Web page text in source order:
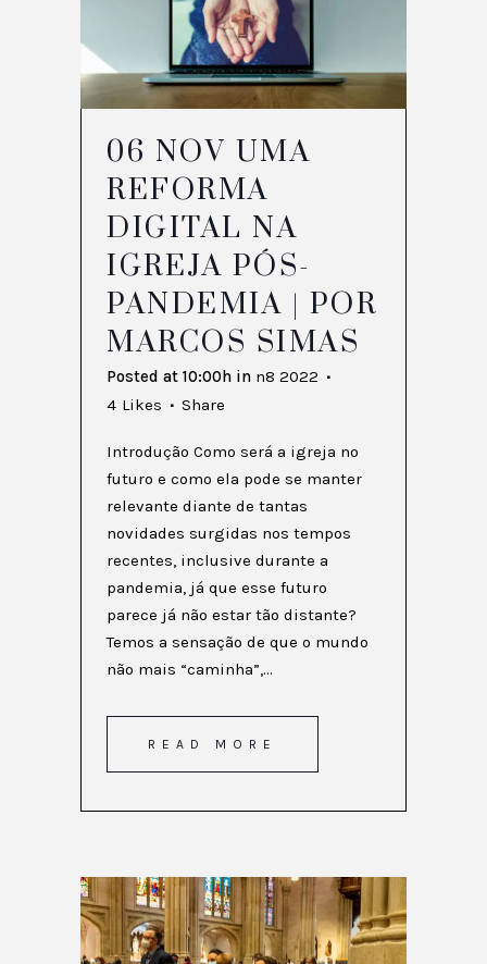
06 NOV UMA
REFORMA
DIGITAL NA
IGREJA PÓS-
PANDEMIA | POR
MARCOS SIMAS
Posted at 10:00h in n8 2022
4 Likes Share
Introdução Como será a igreja no
futuro e como ela pode se manter
relevante diante de tantas
novidades surgidas nos tempos
recentes, inclusive durante a
pandemia, já que esse futuro
parece já não estar tão distante?
Temos a sensação de que o mundo
não mais “caminha”,...
READ MORE